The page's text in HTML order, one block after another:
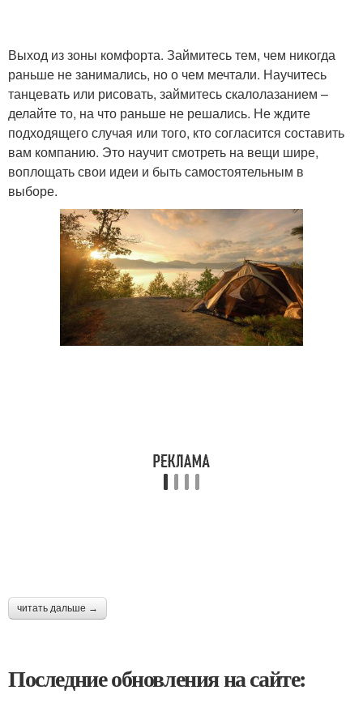
Выход из зоны комфорта. Займитесь тем, чем никогда
раньше не занимались, но о чем мечтали. Научитесь
танцевать или рисовать, займитесь скалолазанием –
делайте то, на что раньше не решались. Не ждите
подходящего случая или того, кто согласится составить
вам компанию. Это научит смотреть на вещи шире,
воплощать свои идеи и быть самостоятельным в
выборе.
читать дальше →
Последние обновления на сайте: